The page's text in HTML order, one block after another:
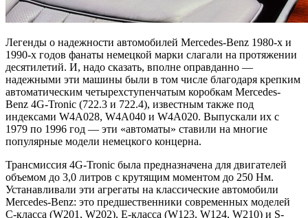
Легенды о надежности автомобилей Mercedes-Benz 1980-х и
1990-х годов фанаты немецкой марки слагали на протяжении
десятилетий. И, надо сказать, вполне оправданно —
надежными эти машины были в том числе благодаря крепким
автоматическим четырехступенчатым коробкам Mercedes-
Benz 4G-Tronic (722.3 и 722.4), известным также под
индексами W4A028, W4A040 и W4A020. Выпускали их с
1979 по 1996 год — эти «автоматы» ставили на многие
популярные модели немецкого концерна.
Трансмиссия 4G-Tronic была предназначена для двигателей
объемом до 3,0 литров с крутящим моментом до 250 Нм.
Устанавливали эти агрегаты на классические автомобили
Mercedes-Benz: это предшественники современных моделей
C-класса (W201, W202), E-класса (W123, W124, W210) и S-